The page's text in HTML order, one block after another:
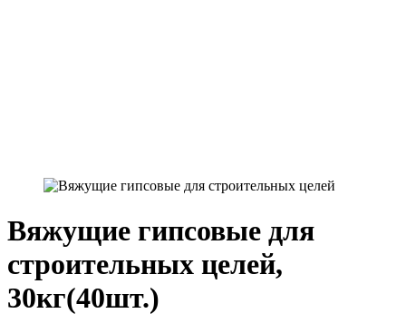
Вяжущие гипсовые для
строительных целей,
30кг(40шт.)